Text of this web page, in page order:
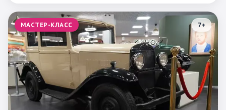
МАСТЕР-КЛАСС 7+